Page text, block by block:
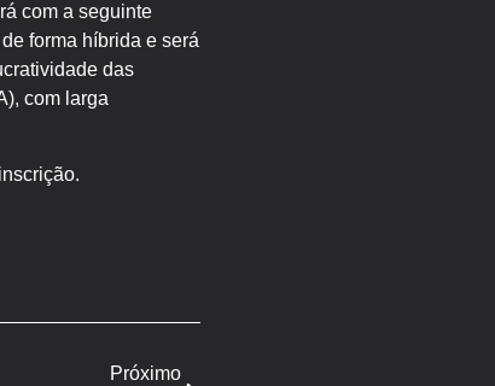
com a seguinte
forma híbrida e será
das
com larga
Próximo